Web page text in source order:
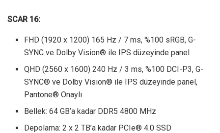
SCAR 16:
FHD (1920 x 1200) 165 Hz / 7 ms, %100 sRGB, G-
SYNC ve Dolby Vision® ile IPS düzeyinde panel
QHD (2560 x 1600) 240 Hz / 3 ms, %100 DCI-P3, G-
SYNC® ve Dolby Vision® ile IPS düzeyinde panel,
Pantone® Onaylı
Bellek: 64 GB’a kadar DDR5 4800 MHz
Depolama: 2 x 2 TB’a kadar PCIe® 4.0 SSD